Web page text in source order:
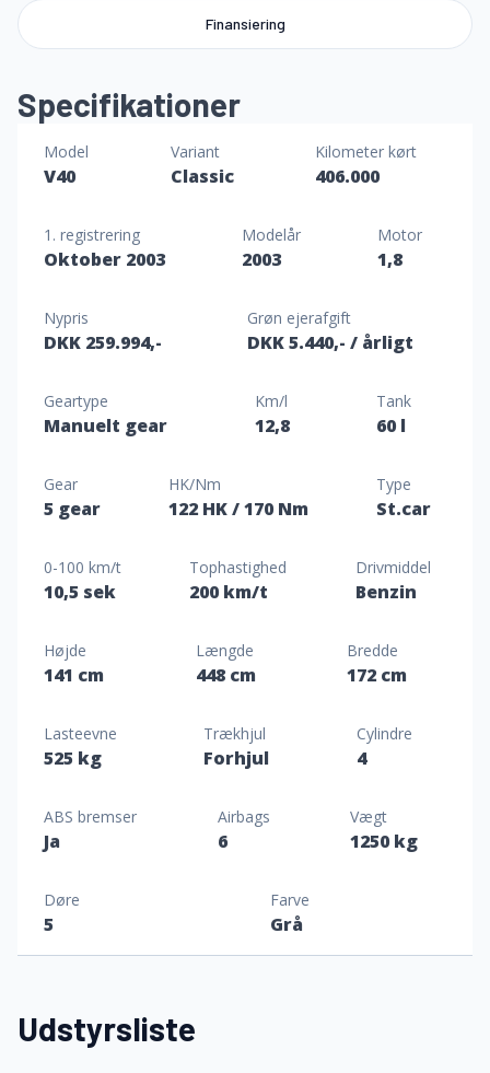
Finansiering
Specifikationer
Model
V40
Variant
Classic
Kilometer kørt
406.000
1. registrering
Oktober 2003
Modelår
2003
Motor
1,8
Nypris
DKK 259.994,-
Grøn ejerafgift
DKK 5.440,- / årligt
Geartype
Manuelt gear
Km/l
12,8
Tank
60 l
Gear
5 gear
HK/Nm
122 HK/ 170 Nm
Type
St.car
0-100 km/t
10,5 sek
Tophastighed
200 km/t
Drivmiddel
Benzin
Højde
141 cm
Længde
448 cm
Bredde
172 cm
Lasteevne
525 kg
Trækhjul
Forhjul
Cylindre
4
ABS bremser
Ja
Airbags
6
Vægt
1250 kg
Døre
5
Farve
Grå
Udstyrsliste